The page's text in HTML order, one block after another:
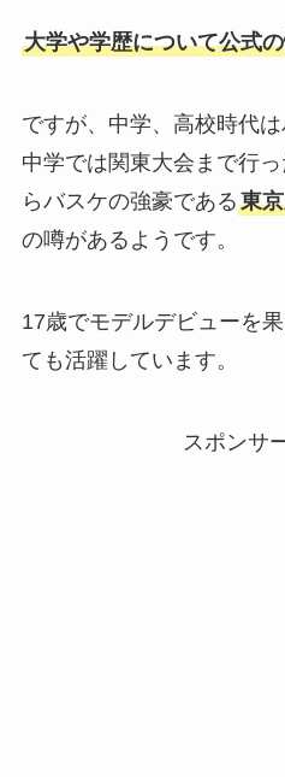
大学や学歴について公式
ですが、中学、高校時代
中学では関東大会まで行
らバスケの強豪である東
の噂があるようです。
17歳でモデルデビューを
ても活躍しています。
スポンサ